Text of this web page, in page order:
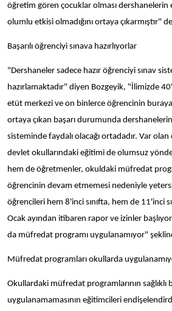
öğretim gören çocuklar olması dershanelerin
olumlu etkisi olmadığını ortaya çıkarmıştır"
Başarılı öğrenciyi sınava hazırlıyorlar
"Dershaneler sadece hazır öğrenciyi sınav
hazırlamaktadır" diyen Bozgeyik, "İlimizde
etüt merkezi ve on binlerce öğrencinin
ortaya çıkan başarı durumunda
sisteminde faydalı olacağı ortadadır. Var olan
devlet okullarındaki eğitimi de olumsuz
hem de öğretmenler, okuldaki müfredat
öğrencinin devam etmemesi nedeniyle
öğrencileri hem 8'inci sınıfta, hem de 11'inci
Ocak ayından itibaren rapor ve izinler
da müfredat programı uygulanamıyor"
Müfredat programları okullarda
Okullardaki müfredat programlarının sağlıklı
uygulanamamasının eğitimcileri